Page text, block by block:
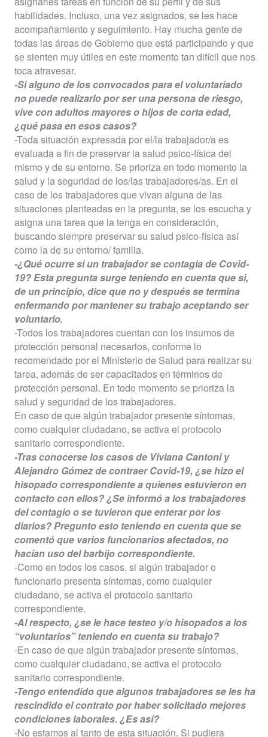
habilidades. Incluso, una vez asignados, se les hace
acompañamiento y seguimiento. Hay mucha gente de
todas las áreas de Gobierno que está participando y que
se sienten muy útiles en este momento tan difícil que nos
toca atravesar.
-Si alguno de los convocados para el voluntariado
no puede realizarlo por ser una persona de riesgo,
vive con adultos mayores o hijos de corta edad,
¿qué pasa en esos casos?
-Toda situación expresada por el/la trabajador/a es
evaluada a fin de preservar la salud psico-física del
mismo y de su entorno. Se prioriza en todo momento la
salud y la seguridad de los/las trabajadores/as. En el
caso de los trabajadores que vivan alguna de las
situaciones planteadas en la pregunta, se los escucha y
asigna una tarea que la tenga en consideración,
buscando siempre preservar su salud psico-fisica así
como la de su entorno/ familia.
-¿Qué ocurre si un trabajador se contagia de Covid-
19? Esta pregunta surge teniendo en cuenta que si,
de un principio, dice que no y después se termina
enfermando por mantener su trabajo aceptando ser
voluntario.
-Todos los trabajadores cuentan con los insumos de
protección personal necesarios, conforme lo
recomendado por el Ministerio de Salud para realizar su
tarea, además de ser capacitados en términos de
protección personal. En todo momento se prioriza la
salud y seguridad de los trabajadores.
En caso de que algún trabajador presente síntomas,
como cualquier ciudadano, se activa el protocolo
sanitario correspondiente.
-Tras conocerse los casos de Viviana Cantoni y
Alejandro Gómez de contraer Covid-19, ¿se hizo el
hisopado correspondiente a quienes estuvieron en
contacto con ellos? ¿Se informó a los trabajadores
del contagio o se tuvieron que enterar por los
diarios? Pregunto esto teniendo en cuenta que se
comentó que varios funcionarios afectados, no
hacían uso del barbijo correspondiente.
-Como en todos los casos, si algún trabajador o
funcionario presenta síntomas, como cualquier
ciudadano, se activa el protocolo sanitario
correspondiente.
-Al respecto, ¿se le hace testeo y/o hisopados a los
“voluntarios” teniendo en cuenta su trabajo?
-En caso de que algún trabajador presente síntomas,
como cualquier ciudadano, se activa el protocolo
sanitario correspondiente.
-Tengo entendido que algunos trabajadores se les ha
rescindido el contrato por haber solicitado mejores
condiciones laborales. ¿Es así?
-No estamos al tanto de esta situación. Si pudiera